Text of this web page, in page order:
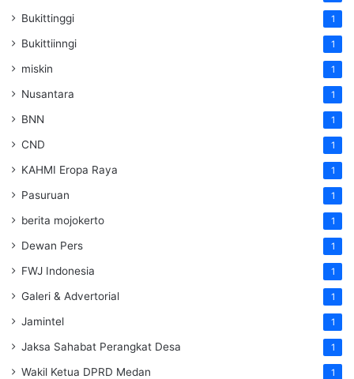
Bukittinggi 1
Bukittiinngi 1
miskin 1
Nusantara 1
BNN 1
CND 1
KAHMI Eropa Raya 1
Pasuruan 1
berita mojokerto 1
Dewan Pers 1
FWJ Indonesia 1
Galeri & Advertorial 1
Jamintel 1
Jaksa Sahabat Perangkat Desa 1
Wakil Ketua DPRD Medan 1